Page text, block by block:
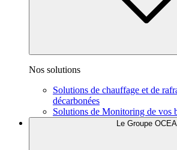
Nos solutions
Solutions de chauffage et de
décarbonées
Solutions de Monitoring de vos
Le Groupe OCEA